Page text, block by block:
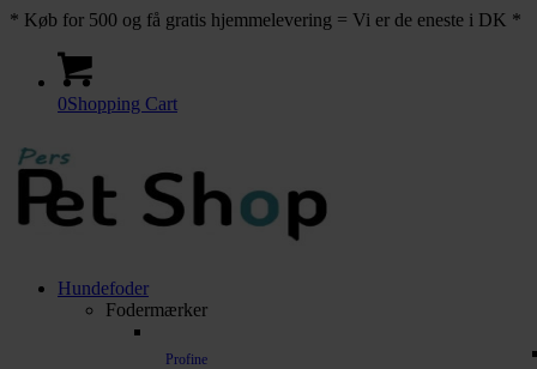
* Køb for 500 og få gratis hjemmelevering = Vi er de eneste i DK *
0Shopping Cart
Hundefoder
Fodermærker
Profine